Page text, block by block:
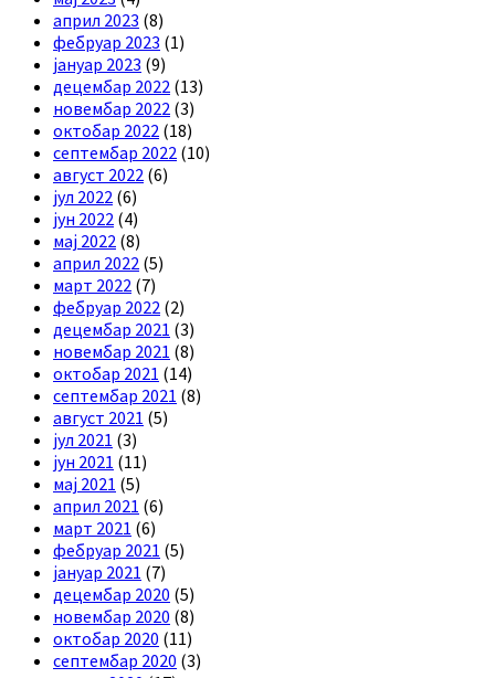
април 2023 (8)
фебруар 2023 (1)
јануар 2023 (9)
децембар 2022 (13)
новембар 2022 (3)
октобар 2022 (18)
септембар 2022 (10)
август 2022 (6)
јул 2022 (6)
јун 2022 (4)
мај 2022 (8)
април 2022 (5)
март 2022 (7)
фебруар 2022 (2)
децембар 2021 (3)
новембар 2021 (8)
октобар 2021 (14)
септембар 2021 (8)
август 2021 (5)
јул 2021 (3)
јун 2021 (11)
мај 2021 (5)
април 2021 (6)
март 2021 (6)
фебруар 2021 (5)
јануар 2021 (7)
децембар 2020 (5)
новембар 2020 (8)
октобар 2020 (11)
септембар 2020 (3)